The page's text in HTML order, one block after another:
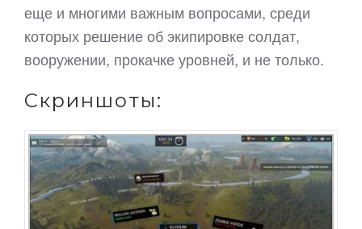
еще и многими важным вопросами, среди
которых решение об экипировке солдат,
вооружении, прокачке уровней, и не только.
Скриншоты: